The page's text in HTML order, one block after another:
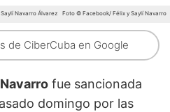
Navarro Álvarez Foto © Facebook/ Félix y Saylí Navarro
de CiberCuba en Google
fue sancionada
domingo por las